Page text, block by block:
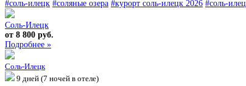
#соль-илецк #соляные озера #курорт соль-илецк 2026 #соль-
Соль-Илецк
от 8 800 руб.
Подробнее »
Соль-Илецк
9 дней (7 ночей в отеле)